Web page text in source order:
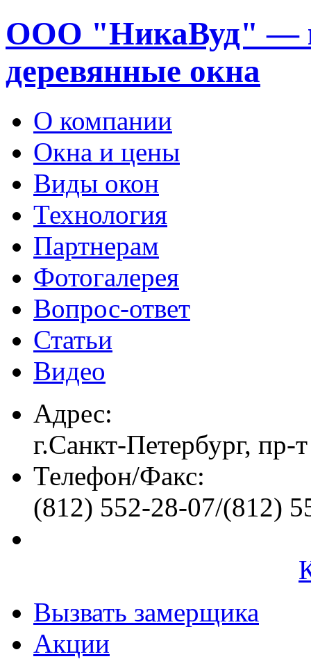
ООО "НикаВуд" —
деревянные окна
О компании
Окна и цены
Виды окон
Технология
Партнерам
Фотогалерея
Вопрос-ответ
Статьи
Видео
Адрес:
г.Санкт-Петербург, пр-
Телефон/Факс:
(812) 552-28-07/(812)
Вызвать замерщика
Акции